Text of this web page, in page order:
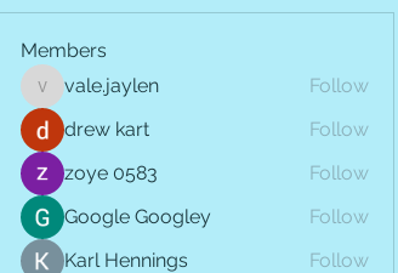
Members
vale.jaylen
vale.jaylen
Follow
drew kart
Follow
zoye 0583
Follow
Google Googley
Follow
Karl Hennings
Follow